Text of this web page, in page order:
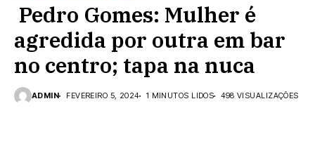
Pedro Gomes: Mulher é
agredida por outra em bar
no centro; tapa na nuca
ADMIN FEVEREIRO 5, 2024 1 MINUTOS LIDOS 498 VISUALIZAÇÕES